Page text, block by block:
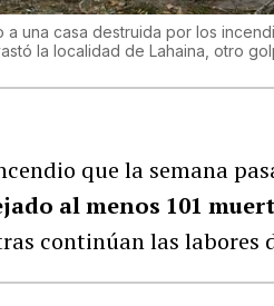
una casa destruida por los
la localidad de Lahaina, otro
que la semana
al menos 101
continúan las labores